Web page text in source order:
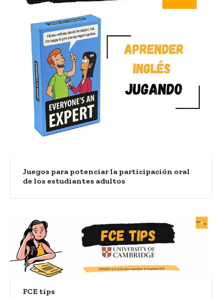
Juegos para potenciar la participación oral
de los estudiantes adultos
FCE tips